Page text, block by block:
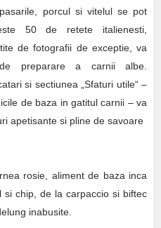
porcul si vitelul se pot
50 de retete italienesti,
de fotografii de exceptie, va
preparare a carnii albe.
si sectiunea „Sfaturi utile“ –
de baza in gatitul carnii – va
apetisante si pline de savoare
rosie, aliment de baza inca
si chip, de la carpaccio si biftec
inabusite.